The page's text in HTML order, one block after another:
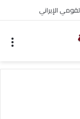
للطب النفسي